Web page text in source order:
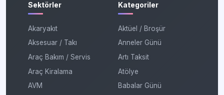
Sektörler
Akaryakıt
Aksesuar / Takı
Araç Bakım / Servis
Araç Kiralama
AVM
Kategoriler
Aktüel / Broşür
Anneler Günü
Artı Taksit
Atölye
Babalar Günü